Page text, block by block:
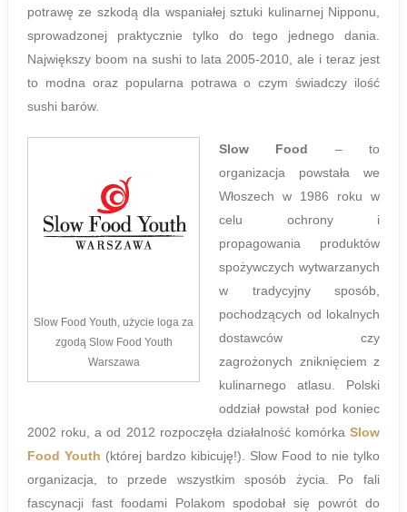
potrawę ze szkodą dla wspaniałej sztuki kulinarnej Nipponu,
sprowadzonej praktycznie tylko do tego jednego dania.
Największy boom na sushi to lata 2005-2010, ale i teraz jest
to modna oraz popularna potrawa o czym świadczy ilość
sushi barów.
Slow Food Youth, użycie loga za
zgodą Slow Food Youth
Warszawa
Slow Food – to
organizacja powstała we
Włoszech w 1986 roku w
celu ochrony i
propagowania produktów
spożywczych wytwarzanych
w tradycyjny sposób,
pochodzących od lokalnych
dostawców czy
zagrożonych zniknięciem z
kulinarnego atlasu. Polski
oddział powstał pod koniec
2002 roku, a od 2012 rozpoczęła działalność komórka Slow
Food Youth (której bardzo kibicuję!). Slow Food to nie tylko
organizacja, to przede wszystkim sposób życia. Po fali
fascynacji fast foodami Polakom spodobał się powrót do